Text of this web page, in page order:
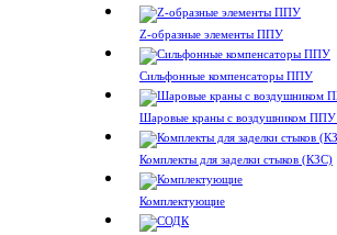
Z-образные элементы ППУ
Сильфонные компенсаторы ППУ
Шаровые краны с воздушником ППУ
Комплекты для заделки стыков (КЗС)
Комплектующие